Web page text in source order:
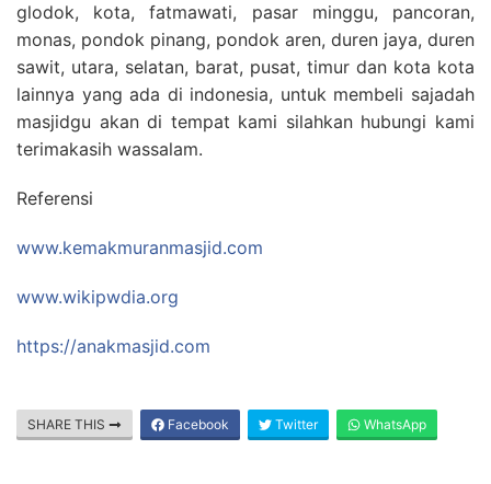
glodok, kota, fatmawati, pasar minggu, pancoran,
monas, pondok pinang, pondok aren, duren jaya, duren
sawit, utara, selatan, barat, pusat, timur dan kota kota
lainnya yang ada di indonesia, untuk membeli sajadah
masjidgu akan di tempat kami silahkan hubungi kami
terimakasih wassalam.
Referensi
www.kemakmuranmasjid.com
www.wikipwdia.org
https://anakmasjid.com
SHARE THIS Facebook Twitter WhatsApp